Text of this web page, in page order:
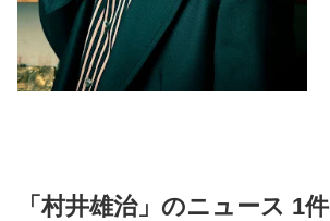
「村井雄治」のニュース 1件